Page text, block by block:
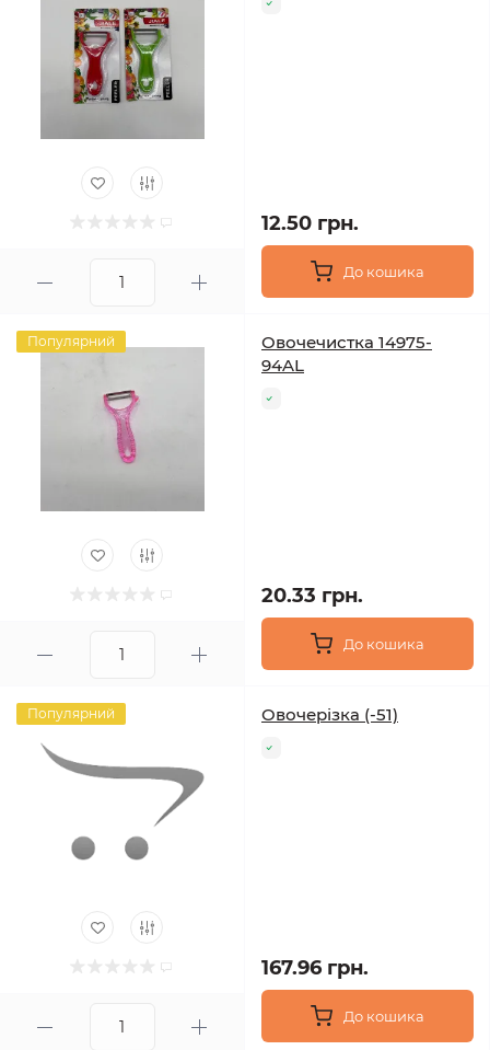
12.50 грн.
До кошика
Популярний
Овочечистка 14975-
94AL
20.33 грн.
До кошика
Популярний Овочерізка (-51)
167.96 грн.
До кошика